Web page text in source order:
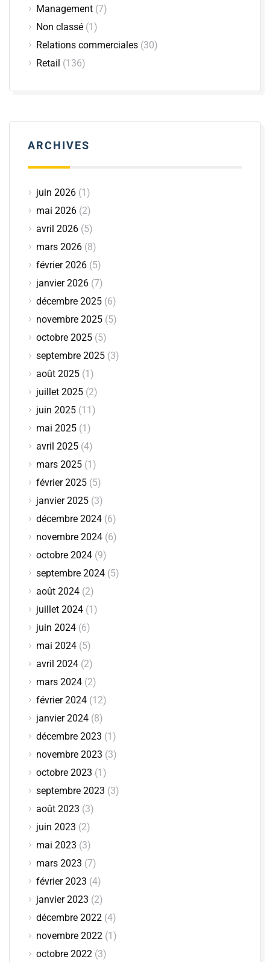
Management (7)
Non classé (1)
Relations commerciales (30)
Retail (136)
ARCHIVES
juin 2026 (1)
mai 2026 (2)
avril 2026 (5)
mars 2026 (8)
février 2026 (5)
janvier 2026 (7)
décembre 2025 (6)
novembre 2025 (5)
octobre 2025 (5)
septembre 2025 (3)
août 2025 (1)
juillet 2025 (2)
juin 2025 (11)
mai 2025 (1)
avril 2025 (4)
mars 2025 (1)
février 2025 (5)
janvier 2025 (3)
décembre 2024 (6)
novembre 2024 (6)
octobre 2024 (9)
septembre 2024 (5)
août 2024 (2)
juillet 2024 (1)
juin 2024 (6)
mai 2024 (5)
avril 2024 (2)
mars 2024 (2)
février 2024 (12)
janvier 2024 (8)
décembre 2023 (1)
novembre 2023 (3)
octobre 2023 (1)
septembre 2023 (3)
août 2023 (3)
juin 2023 (2)
mai 2023 (3)
mars 2023 (7)
février 2023 (4)
janvier 2023 (2)
décembre 2022 (4)
novembre 2022 (1)
octobre 2022 (3)